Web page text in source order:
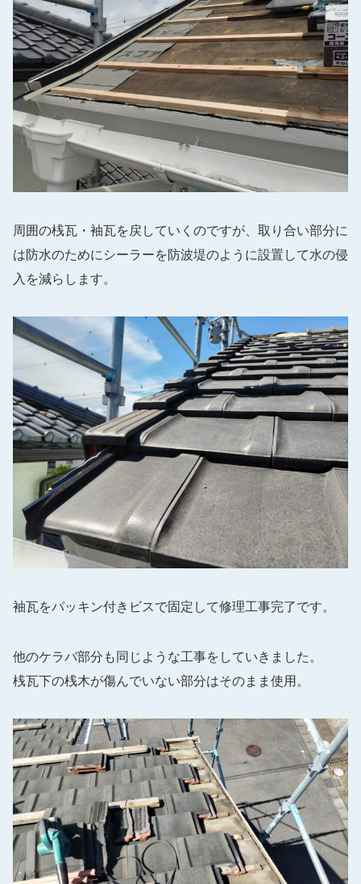
周囲の桟瓦・袖瓦を戻していくのですが、取り合い部分に
は防水のためにシーラーを防波堤のように設置して水の侵
入を減らします。
袖瓦をパッキン付きビスで固定して修理工事完了です。
他のケラバ部分も同じような工事をしていきました。
桟瓦下の桟木が傷んでいない部分はそのまま使用。